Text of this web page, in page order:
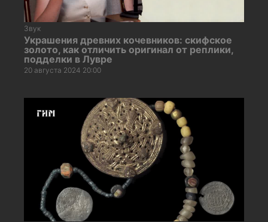
Звук
Украшения древних кочевников: скифское
золото, как отличить оригинал от реплики,
подделки в Лувре
20 августа 2024 20:00